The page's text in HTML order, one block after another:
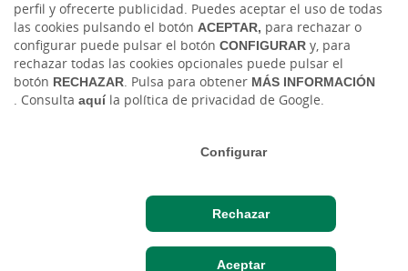
perfil y ofrecerte publicidad. Puedes aceptar el uso de todas
las cookies pulsando el botón ACEPTAR, para rechazar o
configurar puede pulsar el botón CONFIGURAR y, para
rechazar todas las cookies opcionales puede pulsar el
botón RECHAZAR. Pulsa para obtener MÁS INFORMACIÓN
. Consulta aquíla política de privacidad de Google.
Configurar
Rechazar
AceptarAcceso cliente
Tablón de anuncios Tipos de cambio Aviso legal
Política de cookies
Protección de datos
Ciberseguridad